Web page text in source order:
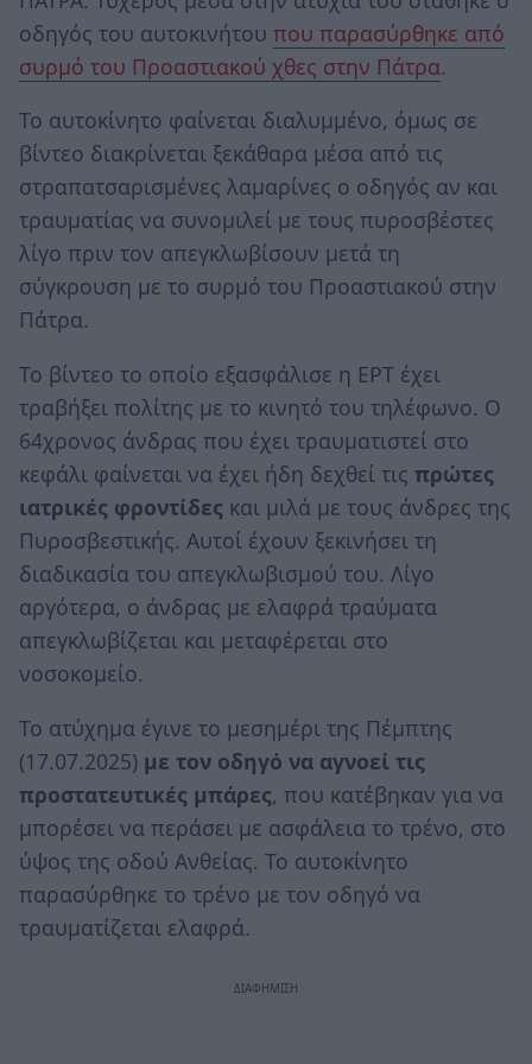
οδηγός του αυτοκινήτου που παρασύρθηκε από
συρμό του Προαστιακού χθες στην Πάτρα.
Το αυτοκίνητο φαίνεται διαλυμμένο, όμως σε
βίντεο διακρίνεται ξεκάθαρα μέσα από τις
στραπατσαρισμένες λαμαρίνες ο οδηγός αν και
τραυματίας να συνομιλεί με τους πυροσβέστες
λίγο πριν τον απεγκλωβίσουν μετά τη
σύγκρουση με το συρμό του Προαστιακού στην
Πάτρα.
Το βίντεο το οποίο εξασφάλισε η ΕΡΤ έχει
τραβήξει πολίτης με το κινητό του τηλέφωνο. Ο
64χρονος άνδρας που έχει τραυματιστεί στο
κεφάλι φαίνεται να έχει ήδη δεχθεί τις πρώτες
ιατρικές φροντίδες και μιλά με τους άνδρες της
Πυροσβεστικής. Αυτοί έχουν ξεκινήσει τη
διαδικασία του απεγκλωβισμού του. Λίγο
αργότερα, ο άνδρας με ελαφρά τραύματα
απεγκλωβίζεται και μεταφέρεται στο
νοσοκομείο.
Το ατύχημα έγινε το μεσημέρι της Πέμπτης
(17.07.2025) με τον οδηγό να αγνοεί τις
προστατευτικές μπάρες, που κατέβηκαν για να
μπορέσει να περάσει με ασφάλεια το τρένο, στο
ύψος της οδού Ανθείας. Το αυτοκίνητο
παρασύρθηκε το τρένο με τον οδηγό να
τραυματίζεται ελαφρά.